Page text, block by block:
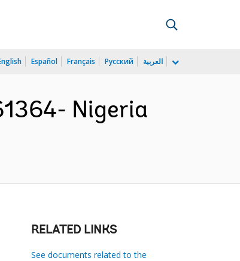
Español Français Русский العربية
Nigeria
RELATED LINKS
See documents related to the